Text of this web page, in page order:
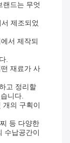
랜드는 무엇
제조되었
서 제작되
.
재료가 사
고 정리할
니다.
의 구획이
등 다양한
수납공간이